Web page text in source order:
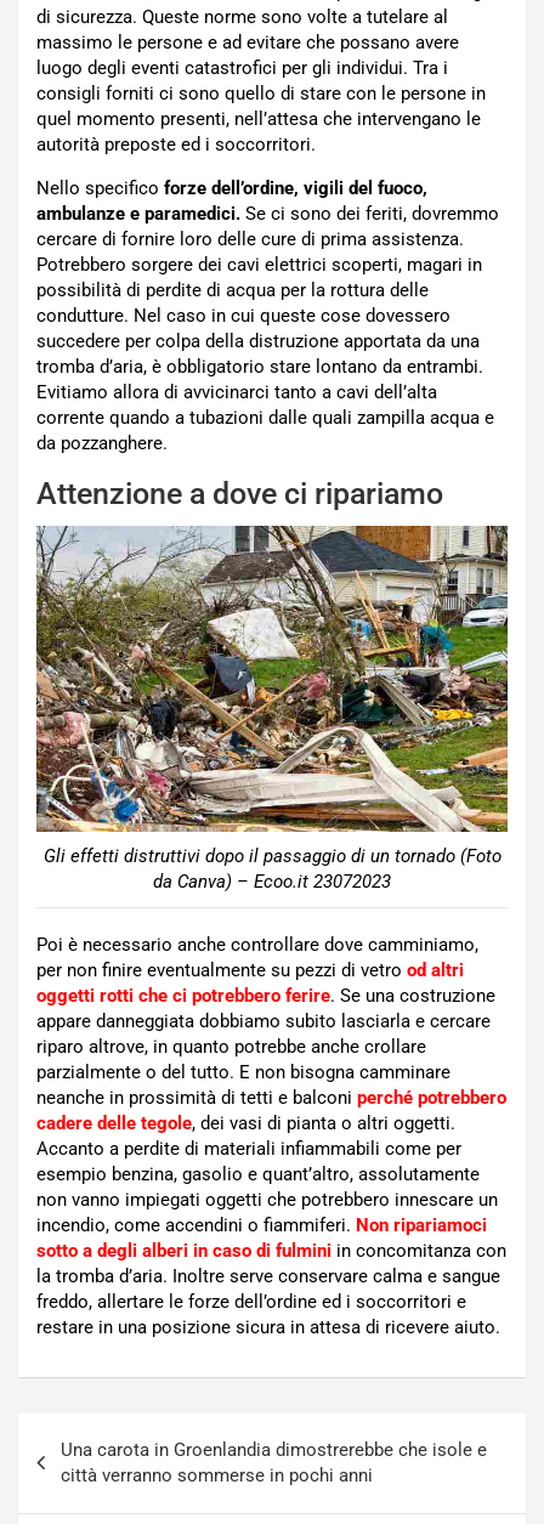
di sicurezza. Queste norme sono volte a tutelare al
massimo le persone e ad evitare che possano avere
luogo degli eventi catastrofici per gli individui. Tra i
consigli forniti ci sono quello di stare con le persone in
quel momento presenti, nell’attesa che intervengano le
autorità preposte ed i soccorritori.
Nello specifico forze dell’ordine, vigili del fuoco,
ambulanze e paramedici. Se ci sono dei feriti, dovremmo
cercare di fornire loro delle cure di prima assistenza.
Potrebbero sorgere dei cavi elettrici scoperti, magari in
possibilità di perdite di acqua per la rottura delle
condutture. Nel caso in cui queste cose dovessero
succedere per colpa della distruzione apportata da una
tromba d’aria, è obbligatorio stare lontano da entrambi.
Evitiamo allora di avvicinarci tanto a cavi dell’alta
corrente quando a tubazioni dalle quali zampilla acqua e
da pozzanghere.
Attenzione a dove ci ripariamo
Gli effetti distruttivi dopo il passaggio di un tornado (Foto
da Canva) – Ecoo.it 23072023
Poi è necessario anche controllare dove camminiamo,
per non finire eventualmente su pezzi di vetro od altri
oggetti rotti che ci potrebbero ferire. Se una costruzione
appare danneggiata dobbiamo subito lasciarla e cercare
riparo altrove, in quanto potrebbe anche crollare
parzialmente o del tutto. E non bisogna camminare
neanche in prossimità di tetti e balconi perché potrebbero
cadere delle tegole, dei vasi di pianta o altri oggetti.
Accanto a perdite di materiali infiammabili come per
esempio benzina, gasolio e quant’altro, assolutamente
non vanno impiegati oggetti che potrebbero innescare un
incendio, come accendini o fiammiferi. Non ripariamoci
sotto a degli alberi in caso di fulmini in concomitanza con
la tromba d’aria. Inoltre serve conservare calma e sangue
freddo, allertare le forze dell’ordine ed i soccorritori e
restare in una posizione sicura in attesa di ricevere aiuto.
articoli
Una carota in Groenlandia dimostrerebbe che isole e
città verranno sommerse in pochi anni